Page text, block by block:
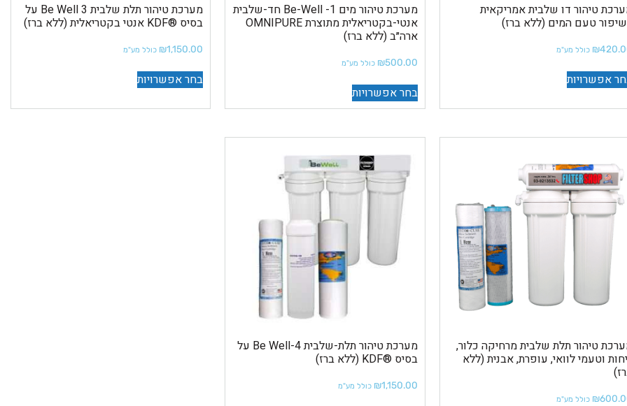
טיהור דו שלבית אמריקאית
טעם המים (ללא ברז)
₪ כולל מע"מ
אפשרויות
מערכת טיהור מים Be-Well -1 חד-שלבית
אנטי-בקטריאלית מתוצרת OMNIPURE
ארה״ב (ללא ברז)
₪500.00 כולל מע"מ
בחר אפשרויות
מערכת טיהור תלת שלבית Be Well 3 על
בסיס ®KDF אנטי בקטריאלית (ללא ברז)
₪1,150.00 כולל מע"מ
בחר אפשרויות
טיהור תלת שלבית מרחיקה כלור,
וטעמי לוואי, עופרת, אבנית (ללא
₪ כולל מע"מ
מערכת טיהור תלת-שלבית Be Well-4 על
בסיס ®KDF (ללא ברז)
₪1,150.00 כולל מע"מ